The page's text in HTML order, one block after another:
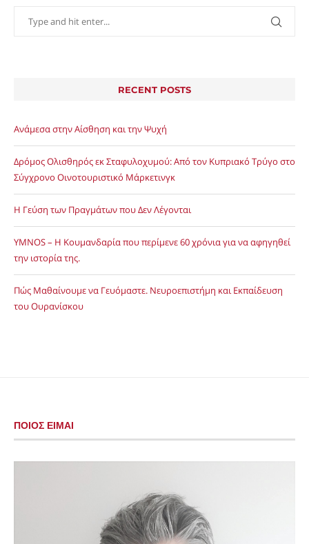
RECENT POSTS
Ανάμεσα στην Αίσθηση και την Ψυχή
Δρόμος Ολισθηρός εκ Σταφυλοχυμού: Από τον Κυπριακό Τρύγο στο
Σύγχρονο Οινοτουριστικό Μάρκετινγκ
Η Γεύση των Πραγμάτων που Δεν Λέγονται
YMNOS – Η Κουμανδαρία που περίμενε 60 χρόνια για να αφηγηθεί
την ιστορία της.
Πώς Μαθαίνουμε να Γευόμαστε. Νευροεπιστήμη και Εκπαίδευση
του Ουρανίσκου
ΠΟΙΟΣ ΕΙΜΑΙ